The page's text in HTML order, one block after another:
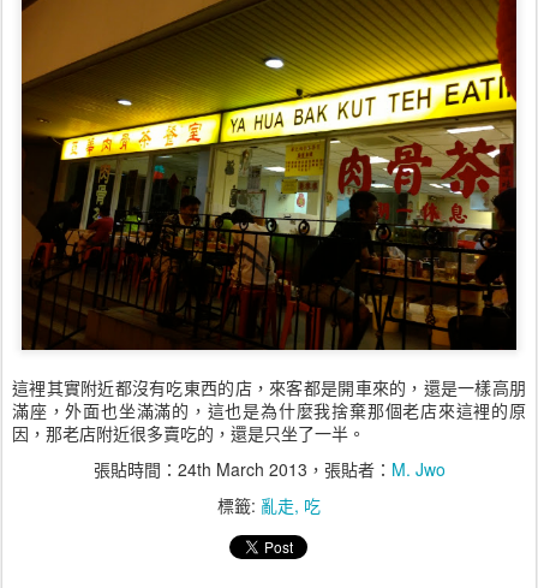
這裡其實附近都沒有吃東西的店，來客都是開車來的，還是一樣高朋
滿座，外面也坐滿滿的，這也是為什麼我捨棄那個老店來這裡的原
因，那老店附近很多賣吃的，還是只坐了一半。
張貼時間： 24th March 2013 ，張貼者： M. Jwo
標籤: 亂走 吃